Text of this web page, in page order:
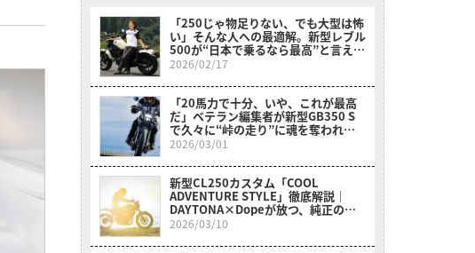
「250じゃ物足りない、でも大型は怖
い」そんな人への最適解。新型レブル
500が“日本で乗るなら最高”と言える
理由【レーシング女子岡崎静夏試乗】
2026/02/17
「20馬力で十分、いや、これが最高
だ」ベテラン編集者が新型GB350 S
で久々に“峠の走り”に魂を奪われた
理由
2026/03/01
新型CL250カスタム「COOL
ADVENTURE STYLE」徹底解説｜
DAYTONA×Dopeが放つ、純正の枠
を超えたワイルドなスクランブラー
2026/03/10